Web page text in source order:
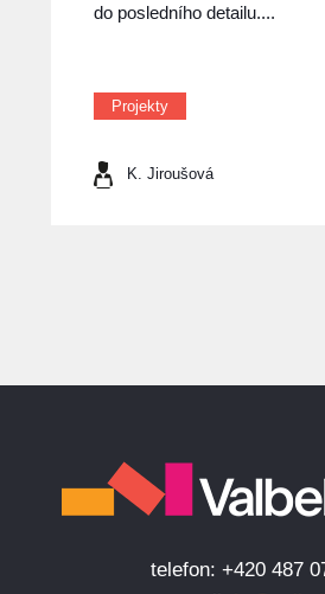
do posledního detailu....
Projekty
K. Jiroušová
telefon: +420 487